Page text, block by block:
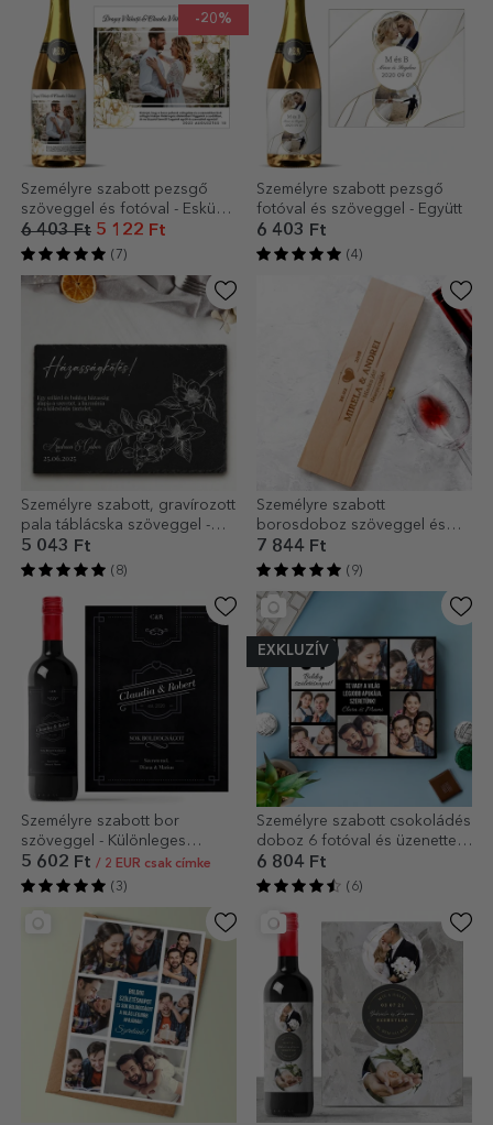
-20%
Személyre szabott pezsgő
szöveggel és fotóval - Esküvői
üdvözlet
6 403 Ft 5 122 Ft
(7)
Személyre szabott pezsgő
fotóval és szöveggel - Együtt
6 403 Ft
(4)
Személyre szabott, gravírozott
pala táblácska szöveggel -
Stone House
5 043 Ft
(8)
Személyre szabott
borosdoboz szöveggel és
üzenettel - Szerelem
7 844 Ft
(9)
Személyre szabott bor
szöveggel - Különleges
alkalmak
5 602 Ft / 2 EUR csak címke
(3)
EXKLUZÍV
Személyre szabott csokoládés
doboz 6 fotóval és üzenettel
szeretteinek
6 804 Ft
(6)